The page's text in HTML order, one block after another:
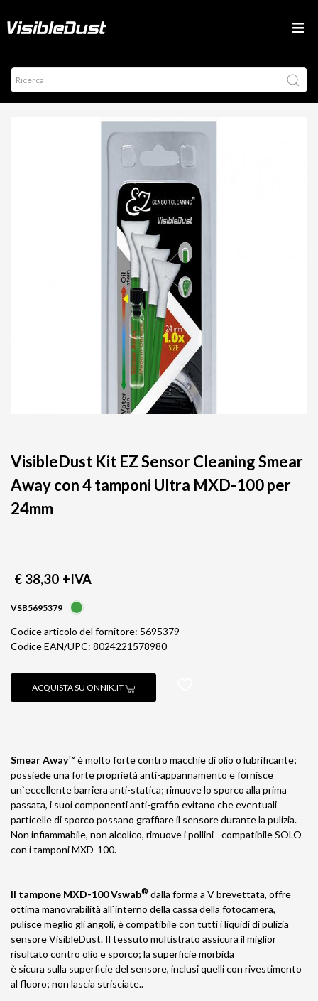
VisibleDust Kit EZ Sensor Cleaning Smear
Away con 4 tamponi Ultra MXD-100 per
24mm
€ 38,30 +IVA
VSB5695379
Codice articolo del fornitore: 5695379
Codice EAN/UPC: 8024221578980
ACQUISTA SU ONNIK.IT
Smear Away™è molto forte contro macchie di olio o lubrificante;
possiede una forte proprietà anti-appannamento e fornisce
un`eccellente barriera anti-statica; rimuove lo sporco alla prima
passata, i suoi componenti anti-graffio evitano che eventuali
particelle di sporco possano graffiare il sensore durante la pulizia.
Non infiammabile, non alcolico, rimuove i pollini - compatibile SOLO
con i tamponi MXD-100.
Il tampone MXD-100 Vswab® dalla forma a V brevettata, offre
ottima manovrabilità all`interno della cassa della fotocamera,
pulisce meglio gli angoli, è compatibile con tutti i liquidi di pulizia
sensore VisibleDust. Il tessuto multistrato assicura il miglior
risultato contro olio e sporco; la superficie morbida
è sicura sulla superficie del sensore, inclusi quelli con rivestimento
al fluoro; non lascia strisciate..